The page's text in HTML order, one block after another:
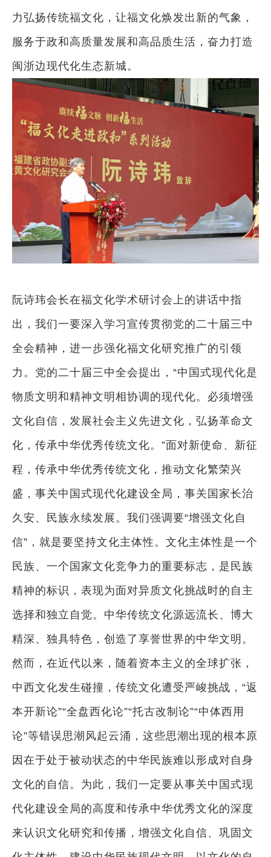
力弘扬传统福文化，让福文化焕发出新的气象，
服务于政和高质量发展和高品质生活，奋力打造
闽浙边现代化生态新城。
阮诗玮会长在福文化学术研讨会上的讲话中指
出，我们一要深入学习宣传贯彻党的二十届三中
全会精神，进一步强化福文化研究推广的引领
力。党的二十届三中全会提出，“中国式现代化是
物质文明和精神文明相协调的现代化。必须增强
文化自信，发展社会主义先进文化，弘扬革命文
化，传承中华优秀传统文化。”面对新使命、新征
程，传承中华优秀传统文化，推动文化繁荣兴
盛，事关中国式现代化建设全局，事关国家长治
久安、民族永续发展。我们强调要“增强文化自
信”，就是要坚持文化主体性。文化主体性是一个
民族、一个国家文化竞争力的重要标志，是民族
精神的标识，表现为面对异质文化挑战时的自主
选择和独立自觉。中华传统文化源远流长、博大
精深、独具特色，创造了享誉世界的中华文明。
然而，在近代以来，随着资本主义的全球扩张，
中西文化发生碰撞，传统文化遭受严峻挑战，“返
本开新论”“全盘西化论”“托古改制论”“中体西用
论”等错误思潮风起云涌，这些思潮出现的根本原
因在于处于被动状态的中华民族难以形成对自身
文化的自信。为此，我们一定要从事关中国式现
代化建设全局的高度和传承中华优秀文化的深度
来认识文化研究和传播，增强文化自信、巩固文